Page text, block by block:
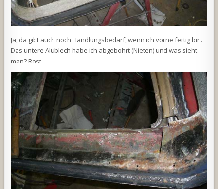
Ja, da gibt auch noch Handlungsbedarf, wenn ich vorne fertig bin.
Das untere Alublech habe ich abgebohrt (Nieten) und was sieht
man? Rost.